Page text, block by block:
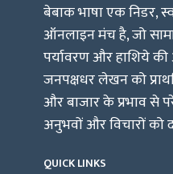
बेबाक भाषा एक निडर,
ऑनलाइन मंच है, जो
पर्यावरण और हाशिये
जनपक्षधर लेखन को
और बाजार के प्रभाव से
अनुभवों और विचारों को
QUICK LINKS